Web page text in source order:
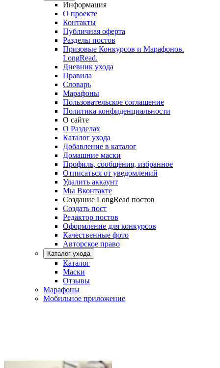
Информация
О проекте
Контакты
Публичная оферта
Разделы постов
Призовые Конкурсов и Марафонов.
LongRead.
Дневник ухода
Правила
Словарь
Марафоны
Пользовательское соглашение
Политика конфиденциальности
О сайте
О Разделах
Каталог ухода
Добавление в каталог
Домашние маски
Профиль, сообщения, избранное
Отписаться от уведомлений
Удалить аккаунт
Мы Вконтакте
Создание LongRead постов
Создать пост
Редактор постов
Оформление для конкурсов
Качественные фото
Авторское право
Каталог ухода
Каталог
Маски
Отзывы
Марафоны
Мобильное приложение